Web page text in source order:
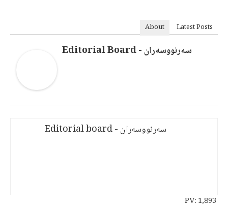
About Latest Posts
سەرنووسەران - Editorial Board
سەرنووسەران - Editorial board
PV:1,893